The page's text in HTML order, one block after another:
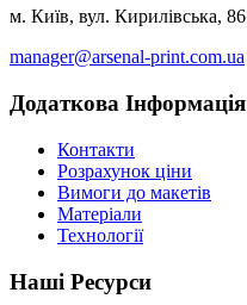
м. Київ, вул. Кирилівська, 86
manager@arsenal-print.com.ua
Додаткова Інформація
Контакти
Розрахунок ціни
Вимоги до макетів
Матеріали
Технології
Наші Ресурси